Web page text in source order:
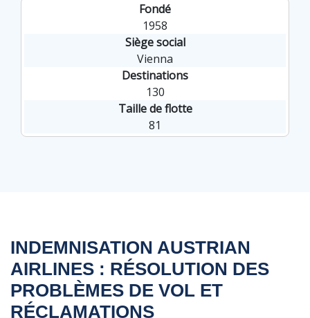
Fondé
1958
Siège social
Vienna
Destinations
130
Taille de flotte
81
INDEMNISATION AUSTRIAN
AIRLINES : RÉSOLUTION DES
PROBLÈMES DE VOL ET
RÉCLAMATIONS